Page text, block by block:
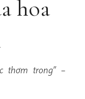
hoa
thơm trong” –